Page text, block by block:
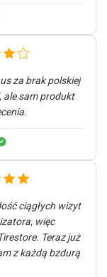
za brak polskiej
ale sam produkt
ciągłych wizyt
więc
Teraz już
z każdą bzdurą